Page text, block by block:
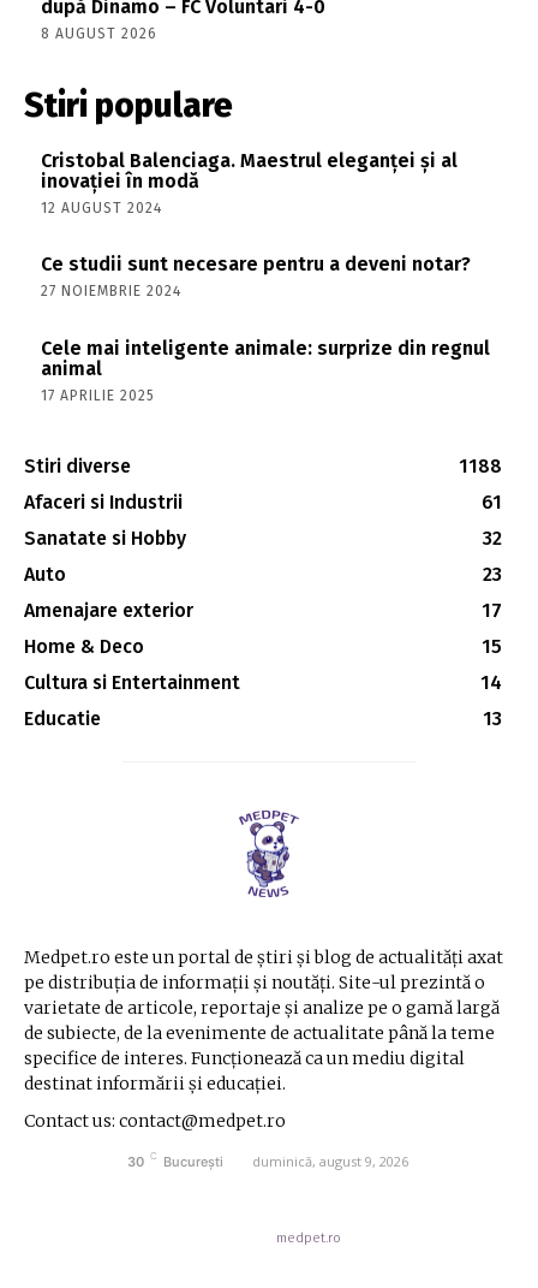
după Dinamo – FC Voluntari 4-0
8 AUGUST 2026
Stiri populare
Cristobal Balenciaga. Maestrul eleganței și al
inovației în modă
12 AUGUST 2024
Ce studii sunt necesare pentru a deveni notar?
27 NOIEMBRIE 2024
Cele mai inteligente animale: surprize din regnul
animal
17 APRILIE 2025
Stiri diverse
1188
Afaceri si Industrii
61
Sanatate si Hobby
32
Auto
23
Amenajare exterior
17
Home & Deco
15
Cultura si Entertainment
14
Educatie
13
Medpet.ro este un portal de știri și blog de actualități axat
pe distribuția de informații și noutăți. Site-ul prezintă o
varietate de articole, reportaje și analize pe o gamă largă
de subiecte, de la evenimente de actualitate până la teme
specifice de interes. Funcționează ca un mediu digital
destinat informării și educației.
Contact us: contact@medpet.ro
30 C București duminică, august 9, 2026
medpet.ro